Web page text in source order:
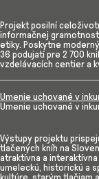
Projekt posilní
informačnej
etiky. Poskytne
36 podujatí pre 2 700
vzdelávacích centier a
Umenie uchované v
Umenie uchované v
Výstupy projektu
tlačených kníh na
atraktívna a
umeleckú, historickú a